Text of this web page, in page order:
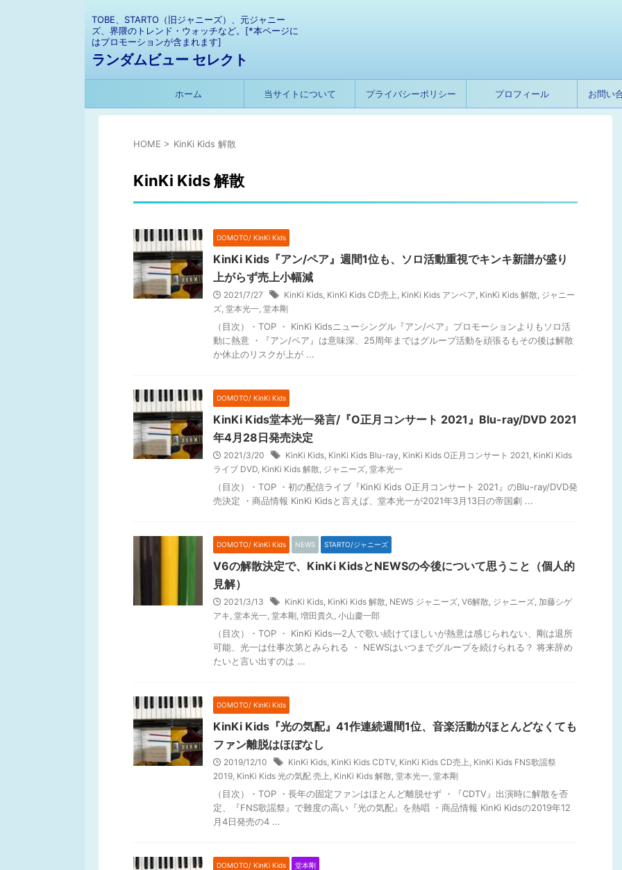
TOBE、STARTO（旧ジャニーズ）、元ジャニー
ズ、界隈のトレンド・ウォッチなど。[*本ページに
はプロモーションが含まれます]
ランダムビュー セレクト
ホーム 当サイトについて プライバシーポリシー プロフィール お問い
HOME > KinKi Kids 解散
KinKi Kids 解散
DOMOTO/ KinKi Kids
KinKi Kids『アン/ペア』週間1位も、ソロ活動重視でキンキ新譜が盛り
上がらず売上小幅減
2021/7/27 KinKi Kids, KinKi Kids CD売上, KinKi Kids アンペア, KinKi Kids 解散, ジャニー
ズ, 堂本光一, 堂本剛
（目次）・TOP ・ KinKi Kidsニューシングル『アン/ペア』プロモーションよりもソロ活
動に熱意 ・『アン/ペア』は意味深、25周年まではグループ活動を頑張るもその後は解散
か休止のリスクが上が ...
DOMOTO/ KinKi Kids
KinKi Kids堂本光一発言/『O正月コンサート 2021』Blu-ray/DVD 2021
年4月28日発売決定
2021/3/20 KinKi Kids, KinKi Kids Blu-ray, KinKi Kids O正月コンサート 2021, KinKi Kids
ライブ DVD, KinKi Kids 解散, ジャニーズ, 堂本光一
（目次）・TOP ・初の配信ライブ『KinKi Kids O正月コンサート 2021』のBlu-ray/DVD発
売決定 ・商品情報 KinKi Kidsと言えば、堂本光一が2021年3月13日の帝国劇 ...
DOMOTO/ KinKi Kids NEWS STARTO/ジャニーズ
V6の解散決定で、KinKi KidsとNEWSの今後について思うこと（個人的
見解）
2021/3/13 KinKi Kids, KinKi Kids 解散, NEWS ジャニーズ, V6解散, ジャニーズ, 加藤シゲ
アキ, 堂本光一, 堂本剛, 増田貴久 , 小山慶一郎
（目次）・TOP ・ KinKi Kids―2人で歌い続けてほしいが熱意は感じられない、剛は退所
可能、光一は仕事次第とみられる ・ NEWSはいつまでグループを続けられる？ 将来辞め
たいと言い出すのは ...
DOMOTO/ KinKi Kids
KinKi Kids『光の気配』41作連続週間1位、音楽活動がほとんどなくても
ファン離脱はほぼなし
2019/12/10 KinKi Kids, KinKi Kids CDTV, KinKi Kids CD売上, KinKi Kids FNS歌謡祭
2019, KinKi Kids 光の気配 売上, KinKi Kids 解散, 堂本光一, 堂本剛
（目次）・TOP ・長年の固定ファンはほとんど離脱せず ・『CDTV』出演時に解散を否
定、『FNS歌謡祭』で難度の高い『光の気配』を熱唱 ・商品情報 KinKi Kidsの2019年12
月4日発売の4 ...
DOMOTO/ KinKi Kids 堂本剛